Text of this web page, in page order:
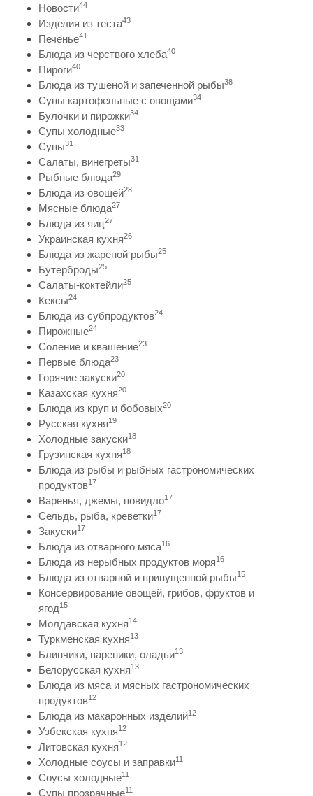
Новости44
Изделия из теста43
Печенье41
Блюда из черствого хлеба40
Пироги40
Блюда из тушеной и запеченной рыбы38
Супы картофельные с овощами34
Булочки и пирожки34
Супы холодные33
Супы31
Салаты, винегреты31
Рыбные блюда29
Блюда из овощей28
Мясные блюда27
Блюда из яиц27
Украинская кухня26
Блюда из жареной рыбы25
Бутерброды25
Салаты-коктейли25
Кексы24
Блюда из субпродуктов24
Пирожные24
Соление и квашение23
Первые блюда23
Горячие закуски20
Казахская кухня20
Блюда из круп и бобовых20
Русская кухня19
Холодные закуски18
Грузинская кухня18
Блюда из рыбы и рыбных гастрономических
продуктов17
Варенья, джемы, повидло17
Сельдь, рыба, креветки17
Закуски17
Блюда из отварного мяса16
Блюда из нерыбных продуктов моря16
Блюда из отварной и припущенной рыбы15
Консервирование овощей, грибов, фруктов и
ягод15
Молдавская кухня14
Туркменская кухня13
Блинчики, вареники, оладьи13
Белорусская кухня13
Блюда из мяса и мясных гастрономических
продуктов12
Блюда из макаронных изделий12
Узбекская кухня12
Литовская кухня12
Холодные соусы и заправки11
Соусы холодные11
Супы прозрачные11